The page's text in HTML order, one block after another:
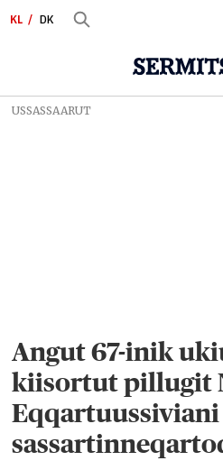
KL DK
USSASSAARUT
Angut 67-inik
kiisortut pillugit
Eqqartuussiviani